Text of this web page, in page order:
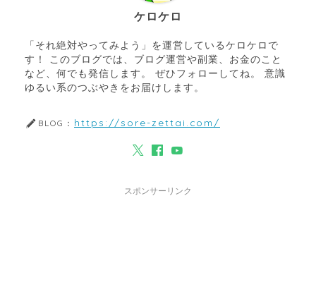
ケロケロ
「それ絶対やってみよう」を運営しているケロケロで
す！ このブログでは、ブログ運営や副業、お金のこと
など、何でも発信します。 ぜひフォローしてね。 意識
ゆるい系のつぶやきをお届けします。
BLOG： https://sore-zettai.com/
スポンサーリンク